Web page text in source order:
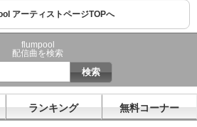
アーティストページTOPへ
flumpool
配信曲を検索
ランキング 無料コーナー